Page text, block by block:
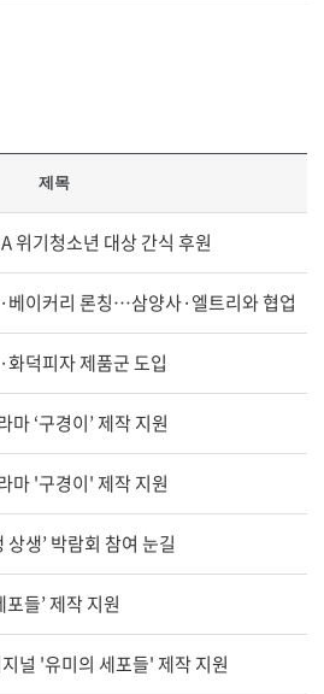
제목
위기청소년 대상 간식 후원
베이커리 론칭…삼양사·엘트리와 협업
덕피자 제품군 도입
‘구경이’ 제작 지원
마 '구경이' 제작 지원
생’ 박람회 참여 눈길
들’ 제작 지원
널 '유미의 세포들' 제작 지원